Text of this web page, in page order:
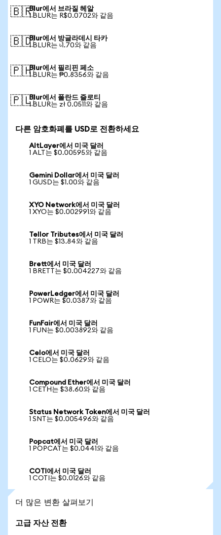
🇧🇷Blur에서 브라질 헤알
1 BLUR는 R$0.0702와 같음
🇧🇩Blur에서 방글라데시 타카
1 BLUR는 ৳1.70와 같음
🇵🇭Blur에서 필리핀 페소
1 BLUR는 ₱0.8356와 같음
🇵🇱Blur에서 폴란드 즐로티
1 BLUR는 zł 0.0511와 같음
다른 암호화폐를 USD로 전환하세요
AltLayer에서 미국 달러
1 ALT는 $0.00595와 같음
Gemini Dollar에서 미국 달러
1 GUSD는 $1.00와 같음
XYO Network에서 미국 달러
1 XYO는 $0.002991와 같음
Tellor Tributes에서 미국 달러
1 TRB는 $13.84와 같음
Brett에서 미국 달러
1 BRETT는 $0.004227와 같음
PowerLedger에서 미국 달러
1 POWR는 $0.0387와 같음
FunFair에서 미국 달러
1 FUN는 $0.003892와 같음
Celo에서 미국 달러
1 CELO는 $0.0629와 같음
Compound Ether에서 미국 달러
1 CETH는 $38.60와 같음
Status Network Token에서 미국 달러
1 SNT는 $0.005496와 같음
Popcat에서 미국 달러
1 POPCAT는 $0.0441와 같음
COTI에서 미국 달러
1 COTI는 $0.0126와 같음
더 많은 변환 살펴보기
고급 자산 전환